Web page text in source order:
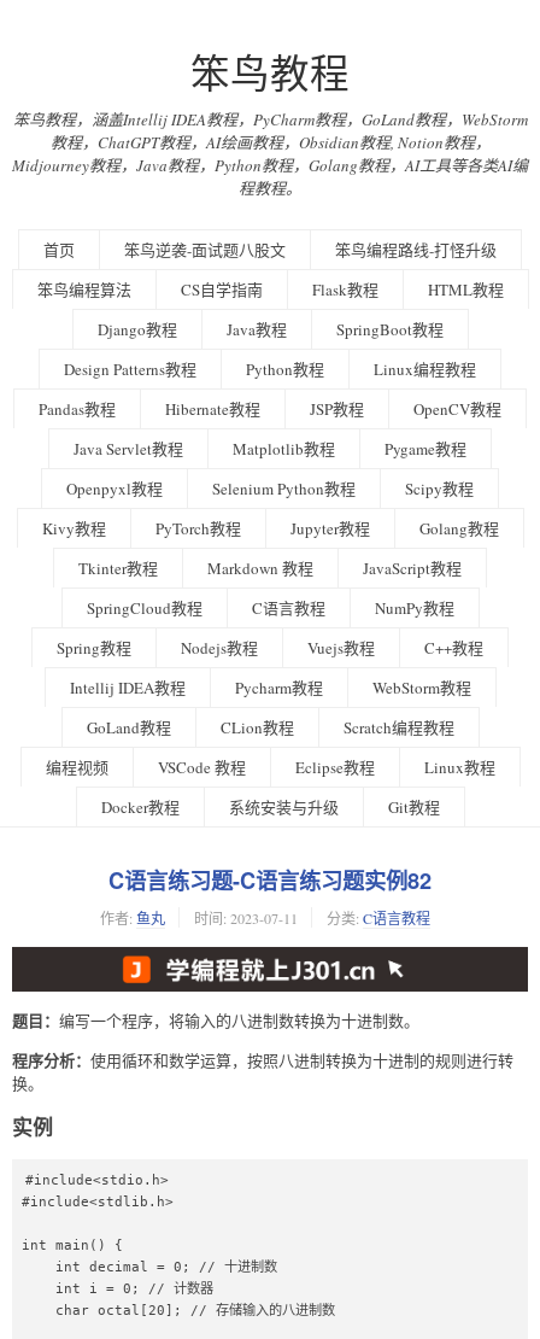
笨鸟教程
笨鸟教程，涵盖Intellij IDEA教程，PyCharm教程，GoLand教程，WebStorm
教程，ChatGPT教程，AI绘画教程，Obsidian教程, Notion教程，
Midjourney教程，Java教程，Python教程，Golang教程，AI工具等各类AI编
程教程。
首页 笨鸟逆袭-面试题八股文
笨鸟编程路线-打怪升级
笨鸟编程算法
CS自学指南 Flask教程
HTML教程
Django教程
Java教程
SpringBoot教程
Design Patterns教程
Python教程
Linux编程教程
Pandas教程
Hibernate教程 JSP教程
OpenCV教程
Java Servlet教程
Matplotlib教程
Pygame教程
Openpyxl教程
Selenium Python教程
Scipy教程
Kivy教程
PyTorch教程 Jupyter教程
Golang教程
Tkinter教程
Markdown 教程
JavaScript教程
SpringCloud教程
C语言教程
NumPy教程
Spring教程
Nodejs教程 Vuejs教程
C++教程
Intellij IDEA教程
Pycharm教程
WebStorm教程
GoLand教程
CLion教程
Scratch编程教程
编程视频
VSCode 教程 Eclipse教程
Linux教程
Docker教程
系统安装与升级 Git教程
C语言练习题-C语言练习题实例82
作者: 鱼丸 时间: 2023-07-11 分类: C语言教程
题目： 编写一个程序，将输入的八进制数转换为十进制数。
程序分析： 使用循环和数学运算，按照八进制转换为十进制的规则进行转
换。
实例
#include<stdio.h>
#include<stdlib.h>
int main() {